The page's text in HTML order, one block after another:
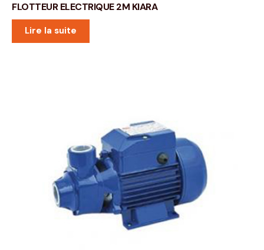
FLOTTEUR ELECTRIQUE 2M KIARA
Lire la suite